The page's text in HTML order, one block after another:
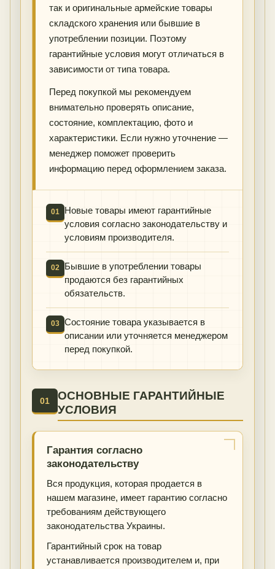
так и оригинальные армейские товары
складского хранения или бывшие в
употреблении позиции. Поэтому
гарантийные условия могут отличаться в
зависимости от типа товара.
Перед покупкой мы рекомендуем
внимательно проверять описание,
состояние, комплектацию, фото и
характеристики. Если нужно уточнение —
менеджер поможет проверить
информацию перед оформлением заказа.
01
Новые товары имеют гарантийные
условия согласно законодательству и
условиям производителя.
02
Бывшие в употреблении товары
продаются без гарантийных
обязательств.
03 Состояние товара указывается в
описании или уточняется менеджером
перед покупкой.
01
ОСНОВНЫЕ ГАРАНТИЙНЫЕ
УСЛОВИЯ
Гарантия согласно
законодательству
Вся продукция, которая продается в
нашем магазине, имеет гарантию согласно
требованиям действующего
законодательства Украины.
Гарантийный срок на товар
устанавливается производителем и, при